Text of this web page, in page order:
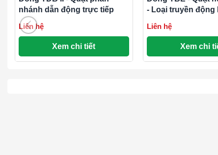
Tài liệu
Dòng TDA-V - Quạt hướng trục cánh quạt dẫn động
Dòng TDA-V - Quạt hướng trục cánh quạt dẫn động
phẩm.pdf
nhánh dẫn động trực tiếp
Liên hệ
Xem chi tiết
- Loại truyền động
Liên hệ
Xem chi